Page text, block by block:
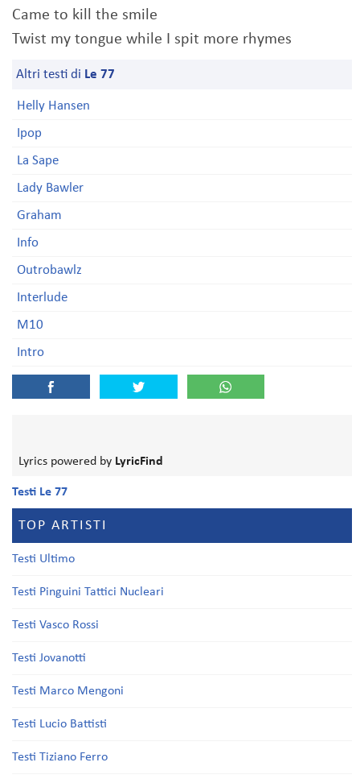
Came to kill the smile
Twist my tongue while I spit more rhymes
Altri testi di Le 77
Helly Hansen
Ipop
La Sape
Lady Bawler
Graham
Info
Outrobawlz
Interlude
M10
Intro
Lyrics powered by LyricFind
Testi Le 77
TOP ARTISTI
Testi Ultimo
Testi Pinguini Tattici Nucleari
Testi Vasco Rossi
Testi Jovanotti
Testi Marco Mengoni
Testi Lucio Battisti
Testi Tiziano Ferro